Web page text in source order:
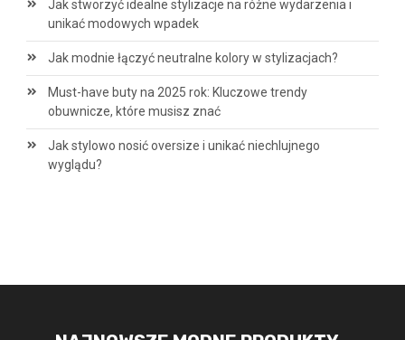
Jak stworzyć idealne stylizacje na różne wydarzenia i
unikać modowych wpadek
Jak modnie łączyć neutralne kolory w stylizacjach?
Must-have buty na 2025 rok: Kluczowe trendy
obuwnicze, które musisz znać
Jak stylowo nosić oversize i unikać niechlujnego
wyglądu?